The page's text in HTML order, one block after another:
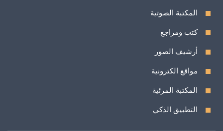
المكتبة الصوتية
كتب ومراجع
أرشيف الصور
مواقع الكترونية
المكتبة المرئية
التطبيق الذكي